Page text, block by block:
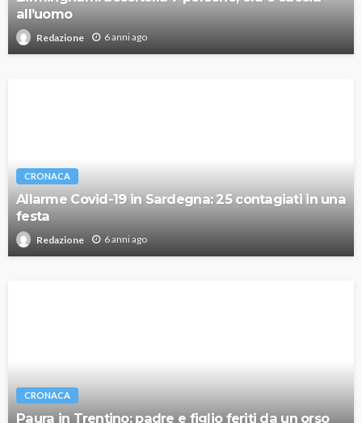
all’uomo
Redazione 6 anni ago
CRONACA
Allarme Covid-19 in Sardegna: 25 contagiati in una
festa
Redazione 6 anni ago
CRONACA
Paura in Trentino: padre e figlio feriti da un orso